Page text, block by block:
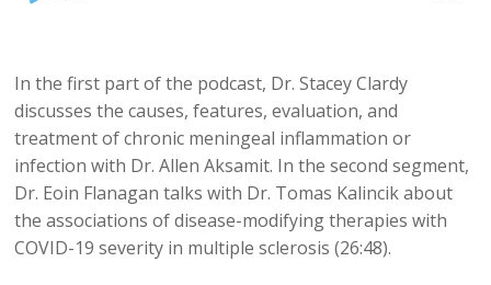
Player
In the first part of the podcast, Dr. Stacey Clardy
discusses the causes, features, evaluation, and
treatment of chronic meningeal inflammation or
infection with Dr. Allen Aksamit. In the second segment,
Dr. Eoin Flanagan talks with Dr. Tomas Kalincik about
the associations of disease-modifying therapies with
COVID-19 severity in multiple sclerosis (26:48).